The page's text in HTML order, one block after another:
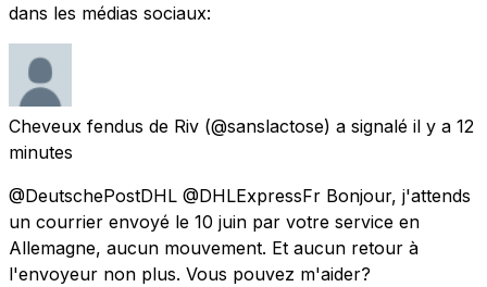
dans les médias sociaux:
Cheveux fendus de Riv (@sanslactose) a signalé il y a 12
minutes
@DeutschePostDHL @DHLExpressFr Bonjour, j'attends
un courrier envoyé le 10 juin par votre service en
Allemagne, aucun mouvement. Et aucun retour à
l'envoyeur non plus. Vous pouvez m'aider?